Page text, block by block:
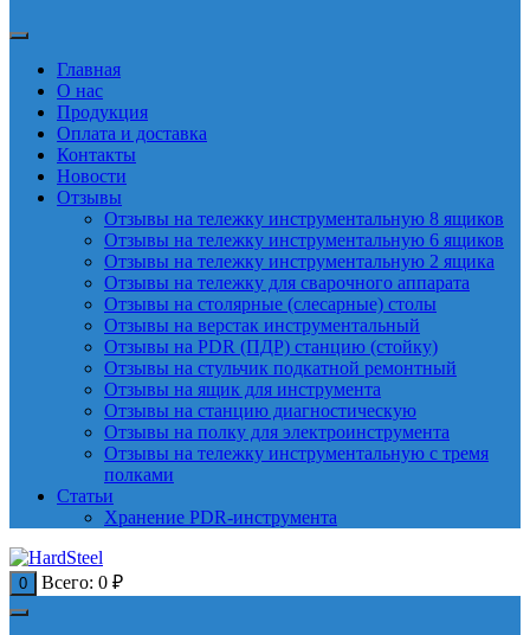
Главная
О нас
Продукция
Оплата и доставка
Контакты
Новости
Отзывы
Отзывы на тележку инструментальную 8 ящиков
Отзывы на тележку инструментальную 6 ящиков
Отзывы на тележку инструментальную 2 ящика
Отзывы на тележку для сварочного аппарата
Отзывы на столярные (слесарные) столы
Отзывы на верстак инструментальный
Отзывы на PDR (ПДР) станцию (стойку)
Отзывы на стульчик подкатной ремонтный
Отзывы на ящик для инструмента
Отзывы на станцию диагностическую
Отзывы на полку для электроинструмента
Отзывы на тележку инструментальную с тремя
полками
Статьи
Хранение PDR-инструмента
0 Всего: 0 ₽